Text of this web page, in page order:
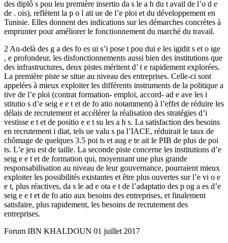
des diplô s pou leu première insertio da s le a h du t avail de l’o d e
de . ois), reflètent la p o l ati ue de l’e ploi et du développement en
Tunisie. Elles donnent des indications sur les démarches concrètes à
emprunter pour améliorer le fonctionnement du marché du travail.
2 Au-delà des g a des fo es ui s’i pose t pou dui e les igidit s et o ige
, e profondeur, les disfonctionnements aussi bien des institutions que
des infrastructures, deux pistes méritent d’ t e rapidement explorées.
La première piste se situe au niveau des entreprises. Celle-ci sont
appelées à mieux exploiter les différents instruments de la politique a
tive de l’e ploi (contrat formation- emploi, accord- ad e ave les i
stitutio s d’e seig e e t et de fo atio notamment) à l’effet de réduire les
délais de recrutement et accélérer la réalisation des stratégies d’i
vestisse e t et de positio e e t su les a h s. La satisfaction des besoins
en recrutement i diat, tels ue valu s pa l’IACE, réduirait le taux de
chômage de quelques 3.5 poi ts et aug e te ait le PIB de plus de poi
ts. L’e jeu est de taille. La seconde piste concerne les institutions d’e
seig e e t et de formation qui, moyennant une plus grande
responsabilisation au niveau de leur gouvernance, pourraient mieux
exploiter les possibilités existantes et être plus ouvertes sur l’e vi o e
e t, plus réactives, da s le ad e ota e t de l’adaptatio des p og a es d’e
seig e e t et de fo atio aux besoins des entreprises, et finalement
satisfaire, plus rapidement, les besoins de recrutement des
entreprises.
Forum IBN KHALDOUN 01 juillet 2017